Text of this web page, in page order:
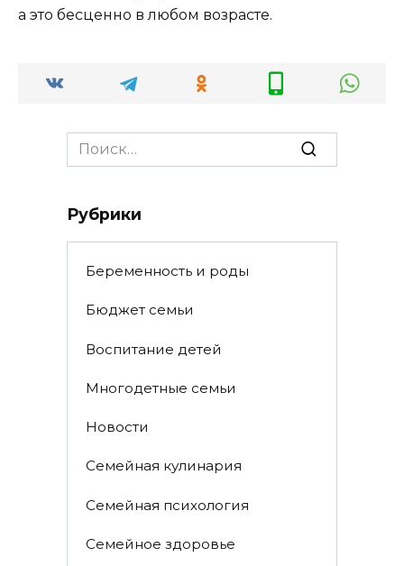
а это бесценно в любом возрасте.
Search
for:
Рубрики
Беременность и роды
Бюджет семьи
Воспитание детей
Многодетные семьи
Новости
Семейная кулинария
Семейная психология
Семейное здоровье